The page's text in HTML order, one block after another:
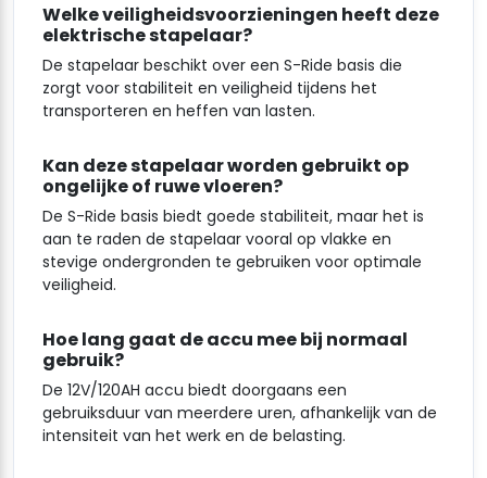
Welke veiligheidsvoorzieningen heeft deze
elektrische stapelaar?
De stapelaar beschikt over een S-Ride basis die
zorgt voor stabiliteit en veiligheid tijdens het
transporteren en heffen van lasten.
Kan deze stapelaar worden gebruikt op
ongelijke of ruwe vloeren?
De S-Ride basis biedt goede stabiliteit, maar het is
aan te raden de stapelaar vooral op vlakke en
stevige ondergronden te gebruiken voor optimale
veiligheid.
Hoe lang gaat de accu mee bij normaal
gebruik?
De 12V/120AH accu biedt doorgaans een
gebruiksduur van meerdere uren, afhankelijk van de
intensiteit van het werk en de belasting.